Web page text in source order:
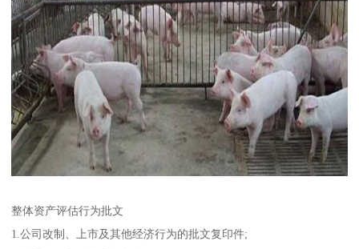
整体资产评估行为批文
1.公司改制、上市及其他经济行为的批文复印件;